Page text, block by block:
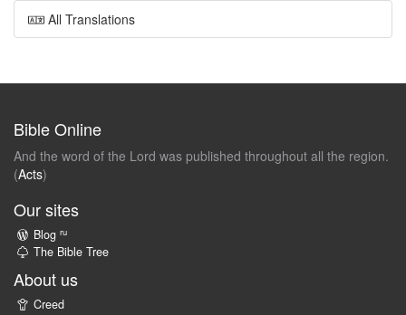
All Translations
Bible Online
And the word of the Lord was published throughout all the region.
(Acts)
Our sites
Blog ru
The Bible Tree
About us
Creed